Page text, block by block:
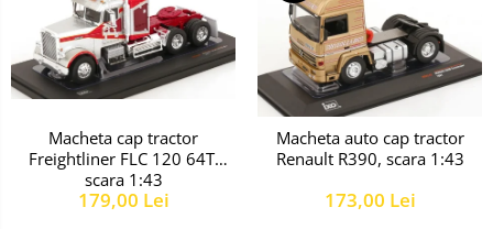
Macheta cap tractor
Freightliner FLC 120 64T,
scara 1:43
179,00 Lei
Macheta auto cap tractor
Renault R390, scara 1:43
173,00 Lei